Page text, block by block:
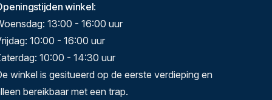
winkel:
13:00 - 16:00 uur
10:00 - 16:00 uur
10:00 - 14:30 uur
winkel is gesitueerd op de eerste verdieping en
bereikbaar met een trap.